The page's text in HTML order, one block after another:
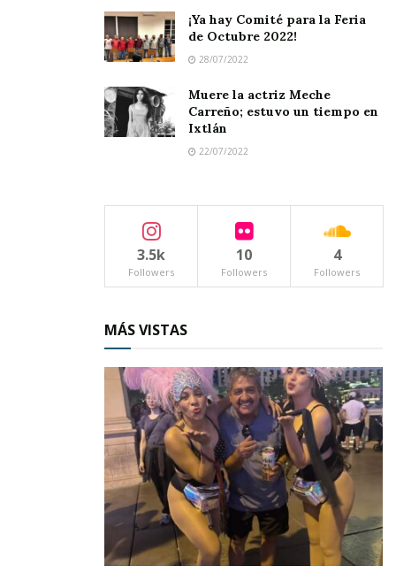
y Manuel Gómez.
¡Ya hay Comité para la Feria
de Octubre 2022!
28/07/2022
Muere la actriz Meche
Carreño; estuvo un tiempo en
Ixtlán
22/07/2022
3.5k
Followers
10
Followers
4
Followers
MÁS VISTAS